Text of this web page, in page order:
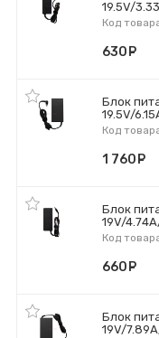
19.5V/
Код
630
Блок
19.5V/
Код
1 760
Блок
19V/
Код
660
Блок
19V/